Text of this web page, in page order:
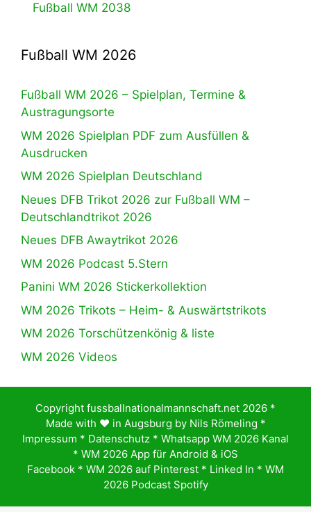
Fußball WM 2038
Fußball WM 2026
Fußball WM 2026 – Spielplan, Termine &
Austragungsorte
WM 2026 Spielplan PDF zum Ausfüllen &
Ausdrucken
WM 2026 Spielplan Deutschland
Neues DFB Trikot 2026 zur Fußball WM –
Deutschlandtrikot 2026
Neues DFB Awaytrikot 2026
WM 2026 Podcast 5.Stern
Panini WM 2026 Stickerkollektion
WM 2026 Trikots – Heim- & Auswärtstrikots
WM 2026 Torschützenkönig & liste
WM 2026 Videos
Copyright fussballnationalmannschaft.net 2026 *
Made with ♥️ in Augsburg by Nils Römeling *
Impressum * Datenschutz * Whatsapp WM 2026 Kanal
* WM 2026 App für Android & iOS
Facebook * WM 2026 auf Pinterest * Linked In * WM
2026 Podcast Spotify